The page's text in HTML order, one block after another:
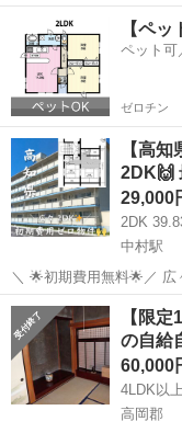
内 2階 3階 部分 2.3 階
も可能！】ご自宅／事務
す。 初期費用を最小限...
桟
【ペ
ペット可
ゼロチン
【高
2DK🙌
29,000
2DK
中村駅
＼ 🌟初期費用無料🌟／ 広々2DK🙌 ‪꒰ ビレッジハウス
2DK ꒱‬ 高知県四万十市 佐岡1047-2 家賃＊29,000円👛 管理費＊0円‼️ 間
取り＊2DK 構造＊...
高知 四万十市 中
【限
の自給
60,000
4LDK以上
高岡郡